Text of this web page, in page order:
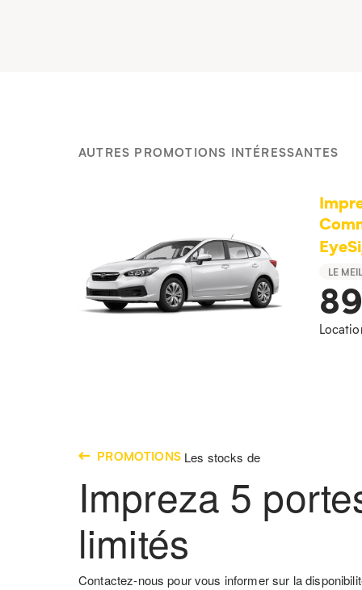
AUTRES PROMOTIONS INTÉRESSANTES
LE
89
PROMOTIONS Les stocks de
Impreza 5
limités
Contactez-nous pour vous informer sur la